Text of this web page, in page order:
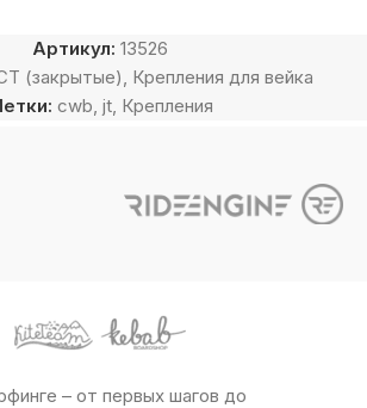
Артикул: 13526
(закрытые) Крепления для вейка
cwb jt Крепления
– от первых шагов до